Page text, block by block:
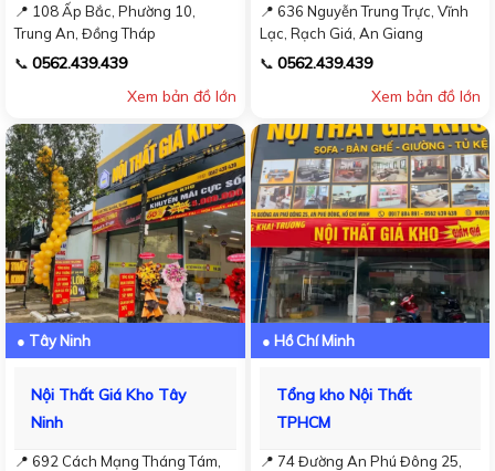
📍 108 Ấp Bắc, Phường 10,
Trung An, Đồng Tháp
📞 0562.439.439
Xem bản đồ lớn
📍 636 Nguyễn Trung Trực, Vĩnh
Lạc, Rạch Giá, An Giang
📞 0562.439.439
Xem bản đồ lớn
● Tây Ninh
Nội Thất Giá Kho Tây
Ninh
📍 692 Cách Mạng Tháng Tám,
● Hồ Chí Minh
Tổng kho Nội Thất
TPHCM
📍 74 Đường An Phú Đông 25,